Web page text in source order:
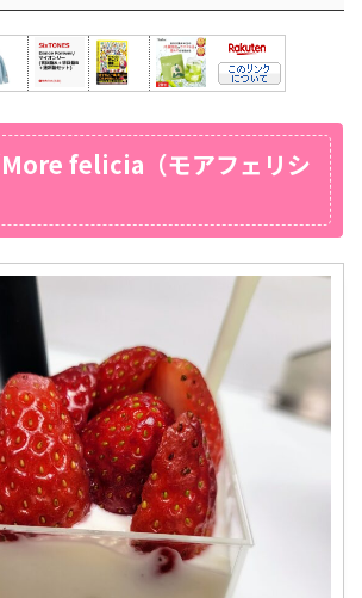
felicia（モアフェリシ